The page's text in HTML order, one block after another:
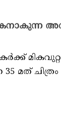
മികവുറ്റ
35 മത്